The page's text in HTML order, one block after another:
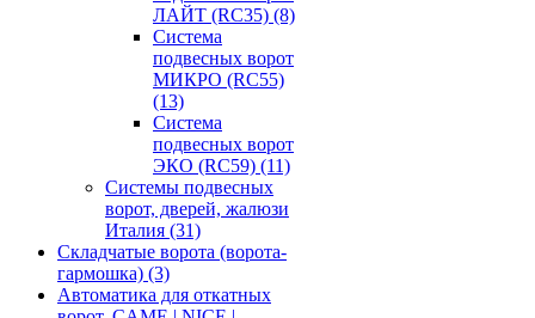
ЛАЙТ (RC35) (8)
Система
подвесных ворот
МИКРО (RC55)
(13)
Система
подвесных ворот
ЭКО (RC59) (11)
Системы подвесных
ворот, дверей, жалюзи
Италия (31)
Складчатые ворота (ворота-
гармошка) (3)
Автоматика для откатных